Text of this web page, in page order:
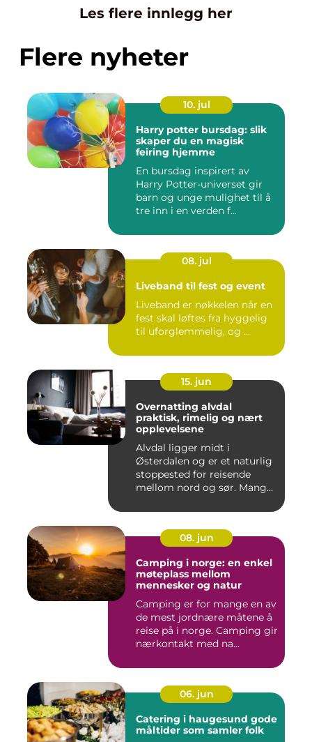
Les flere innlegg her
Flere nyheter
10. jul
Harry potter bursdag: slik
skaper du en magisk
feiring hjemme
En bursdag inspirert av
Harry Potter-universet gir
barn og unge mulighet til å
tre inn i en verden f...
08. jul
Liveband til fest og event
Liveband er nøkkelen når en
fest skal løftes fra hyggelig
til uforglemmelig, og ...
15. jun
Overnatting alvdal
praktisk, rimelig og nært
opplevelsene
Alvdal ligger midt i
Østerdalen og er et naturlig
stoppested for reisende
mellom nord og sør. Mange
08. jun
Camping i norge: en enkel
møteplass mellom
mennesker og natur
Camping er for mange en av
de mest jordnære måtene å
reise på i norge. Camping gir
nærkontakt med na...
06. jun
Catering i haugesund gode
måltider som samler folk